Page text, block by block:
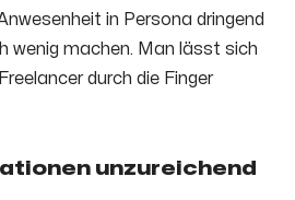
in Persona dringend
wenig machen. Man lässt sich
durch die Finger
unzureichend